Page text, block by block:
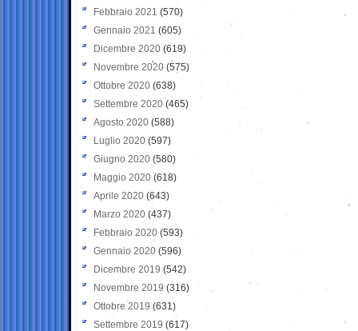
Febbraio 2021 (570)
Gennaio 2021 (605)
Dicembre 2020 (619)
Novembre 2020 (575)
Ottobre 2020 (638)
Settembre 2020(465)
Agosto 2020 (588)
Luglio 2020 (597)
Giugno 2020 (580)
Maggio 2020 (618)
Aprile 2020 (643)
Marzo 2020 (437)
Febbraio 2020 (593)
Gennaio 2020 (596)
Dicembre 2019 (542)
Novembre 2019 (316)
Ottobre 2019 (631)
Settembre 2019 (617)